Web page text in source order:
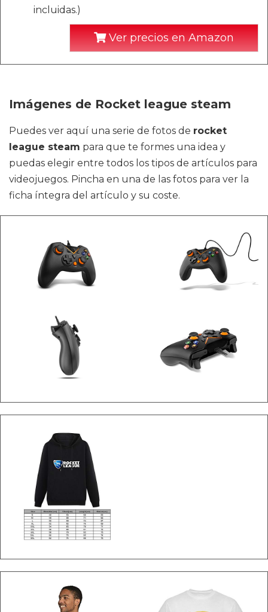
incluidas.)
Ver precios en Amazon
Imágenes de Rocket league steam
Puedes ver aquí una serie de fotos de rocket
league steam para que te formes una idea y
puedas elegir entre todos los tipos de artículos para
videojuegos. Pincha en una de las fotos para ver la
ficha íntegra del artículo y su coste.